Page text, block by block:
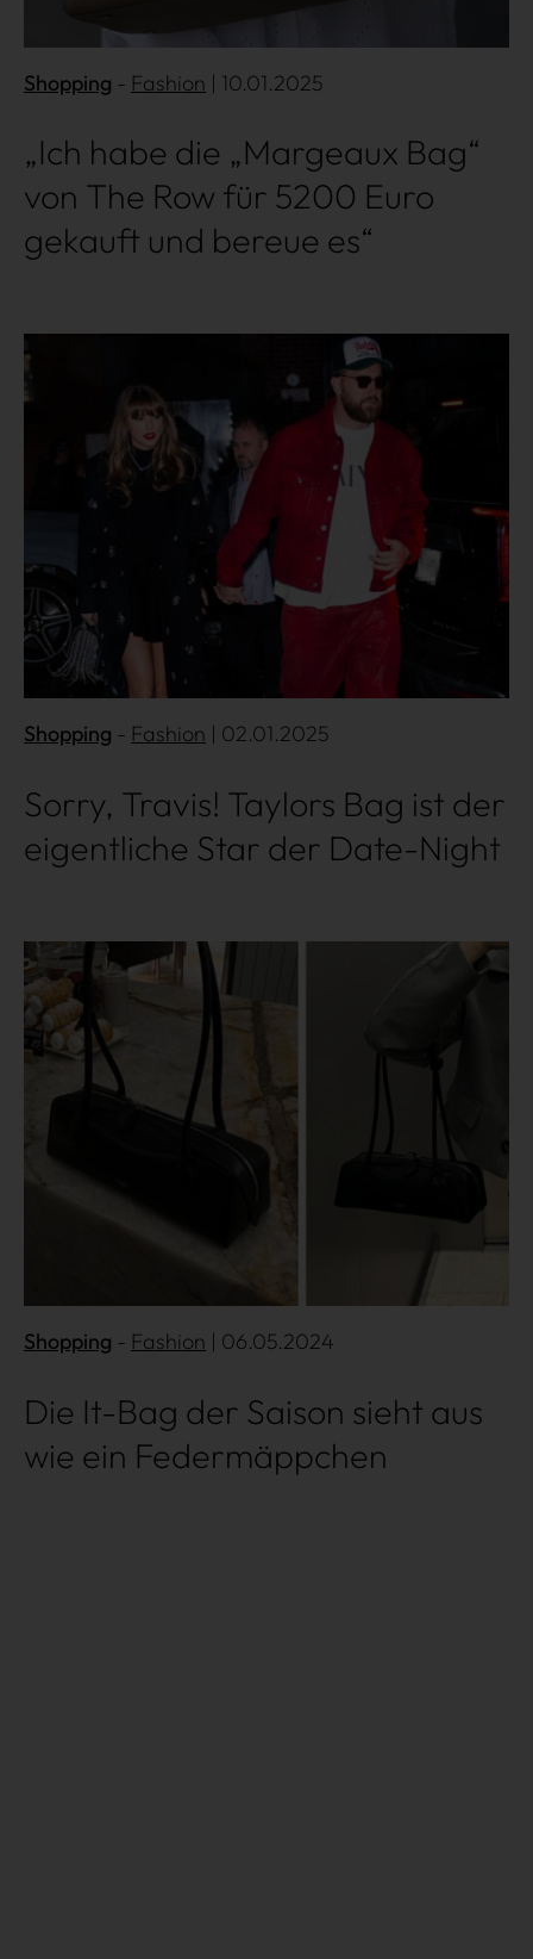
Über uns Kooperationen
Shopping Fashion | 10.01.2025
„Ich habe die „Margeaux Bag“
von The Row für 5200 Euro
gekauft und bereue es“
Shopping Fashion | 02.01.2025
Sorry, Travis! Taylors Bag ist der
eigentliche Star der Date-Night
Shopping Fashion | 06.05.2024
Die It-Bag der Saison sieht aus
wie ein Federmäppchen
Mehr lesen